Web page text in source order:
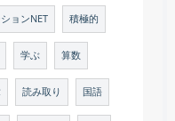
ョンNET 積極的
学ぶ 算数
読み取り 国語